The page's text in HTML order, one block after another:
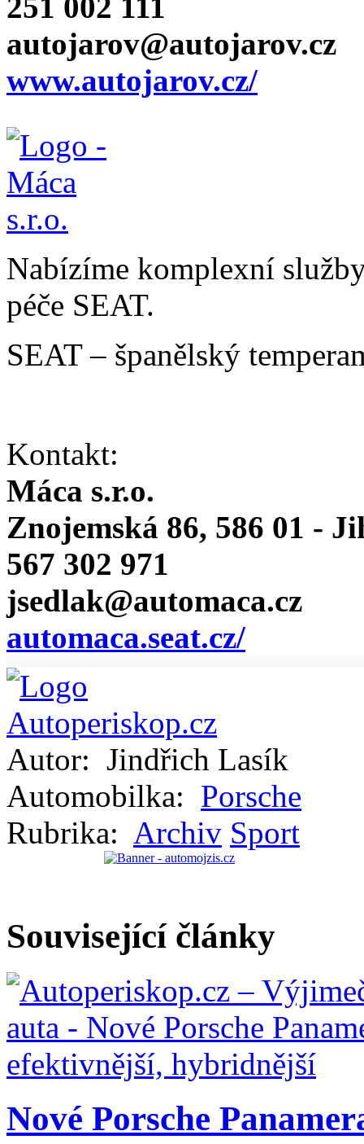
autojarov@autojarov.cz
www.autojarov.cz/
Nabízíme komplexní
péče SEAT.
SEAT – španělský
Kontakt:
Máca s.r.o.
Znojemská 86, 586 01 -
567 302 971
jsedlak@automaca.cz
automaca.seat.cz/
Autor: Jindřich Lasík
Automobilka: Porsche
Rubrika: Archiv Sport
Související články
Nové Porsche